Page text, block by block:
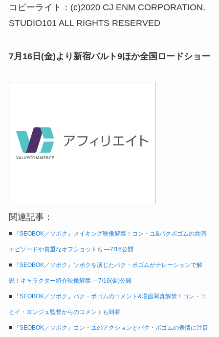
コピーライト：(c)2020 CJ ENM CORPORATION,
STUDIO101 ALL RIGHTS RESERVED
7月16日(金)より新宿バルト9ほか全国ロードショー
関連記事：
■ 『SEOBOK／ソボク』メイキング映像解禁！コン・ユ&パクボゴムの共演
エピソードや貴重なオフショットも ―7/16公開
■ 『SEOBOK／ソボク』ソボクを演じたパク・ボゴムがナレーションで解
説！キャラクター紹介映像解禁 ―7/16(金)公開
■ 『SEOBOK／ソボク』パク・ボゴムのコメント&場面写真解禁！コン・ユ
とイ・ヨンジュ監督からのコメントも到着
■ 『SEOBOK／ソボク』コン・ユのアクションとパク・ボゴムの表情に注目